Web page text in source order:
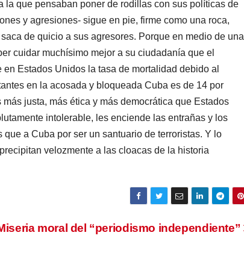
que pensaban poner de rodillas con sus políticas de
y agresiones- sigue en pie, firme como una roca,
de quicio a sus agresores. Porque en medio de una
cuidar muchísimo mejor a su ciudadanía que el
Estados Unidos la tasa de mortalidad debido al
en la acosada y bloqueada Cuba es de 14 por
justa, más ética y más democrática que Estados
intolerable, les enciende las entrañas y los
a Cuba por ser un santuario de terroristas. Y lo
velozmente a las cloacas de la historia
moral del “periodismo independiente”